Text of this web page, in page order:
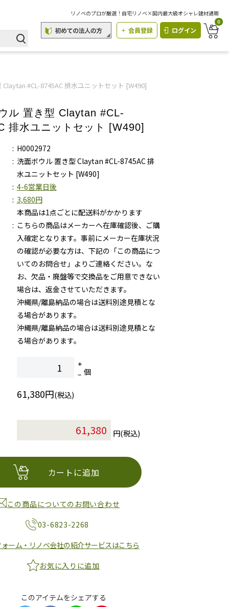
リノベのプロが厳選！自宅リノベ×国内最大級オシャレ建材通販
会員登録 ログイン
0
#CL-8745AC 排水ユニットセット [W490]
ル 置き型 Claytan #CL-
排水ユニットセット [W490]
H0002972
洗面ボウル 置き型 Claytan #CL-8745AC 排
水ユニットセット [W490]
4-6営業日後
3,680円
本商品は1点ごとに配送料がかかります
こちらの商品はメーカーへ在庫確認後、ご購
入確定となります。事前にメーカー在庫状況
の確認が必要な方は、下記の「この商品につ
いてのお問合せ」よりご連絡ください。な
お、欠品・廃盤等で交換品をご用意できない
場合は、返金させていただきます。
沖縄県/離島納品の場合は送料別途見積とな
る場合があります。
沖縄県/離島納品の場合は送料別途見積とな
る場合があります。
個
61,380円(税込)
円(税込)
カートに追加
この商品についてのお問い合わせ
03-6823-2268
ォーム・リノベ会社の紹介サービスはこちら
お気に入りに追加
このアイテムをシェアする